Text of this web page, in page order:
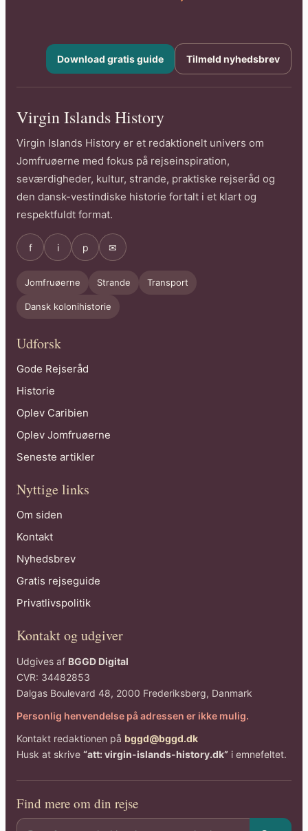
Download gratis guide Tilmeld nyhedsbrev
Virgin Islands History
Virgin Islands History er et redaktionelt univers om
Jomfruøerne med fokus på rejseinspiration,
seværdigheder, kultur, strande, praktiske rejseråd og
den dansk-vestindiske historie fortalt i et klart og
respektfuldt format.
f i p ✉
Jomfruøerne Strande Transport
Dansk kolonihistorie
Udforsk
Gode Rejseråd
Historie
Oplev Caribien
Oplev Jomfruøerne
Seneste artikler
Nyttige links
Om siden
Kontakt
Nyhedsbrev
Gratis rejseguide
Privatlivspolitik
Kontakt og udgiver
Udgives af BGGD Digital
CVR: 34482853
Dalgas Boulevard 48, 2000 Frederiksberg, Danmark
Personlig henvendelse på adressen er ikke mulig.
Kontakt redaktionen på bggd@bggd.dk
Husk at skrive “att: virgin-islands-history.dk” i emnefeltet.
Find mere om din rejse